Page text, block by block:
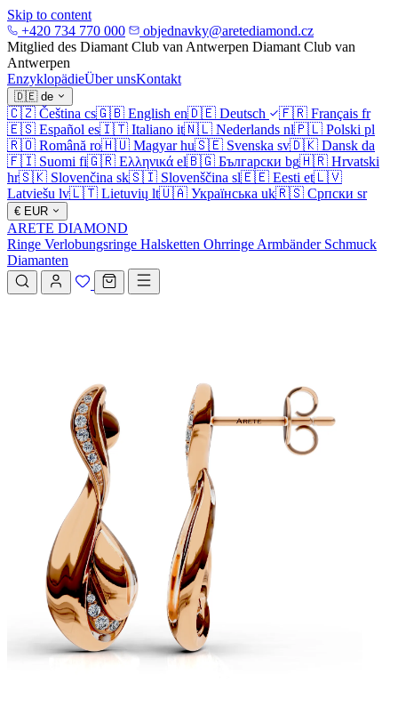
Skip to content
+420 734 770 000
objednavky@aretediamond.cz
Mitglied des Diamant Club van Antwerpen Diamant Club van
Antwerpen
EnzyklopädieÜber unsKontakt
🇩🇪 de
🇨🇿 Čeština cs🇬🇧 English en🇩🇪 Deutsch 🇫🇷 Français fr
🇪🇸 Español es🇮🇹 Italiano it🇳🇱 Nederlands nl🇵🇱 Polski pl
🇷🇴 Română ro🇭🇺 Magyar hu🇸🇪 Svenska sv🇩🇰 Dansk da
🇫🇮 Suomi fi🇬🇷 Ελληνικά el🇧🇬 Български bg🇭🇷 Hrvatski
hr🇸🇰 Slovenčina sk🇸🇮 Slovenščina sl🇪🇪 Eesti et🇱🇻
Latviešu lv🇱🇹 Lietuvių lt🇺🇦 Українська uk🇷🇸 Српски sr
€ EUR
ARETE DIAMOND
Ringe Verlobungsringe Halsketten Ohrringe Armbänder Schmuck
Diamanten